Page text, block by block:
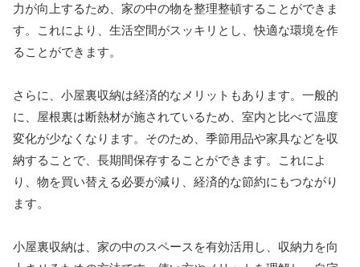
力が向上するため、家の中の物を整理整頓することができま
す。これにより、生活空間がスッキリとし、快適な環境を作
ることができます。
さらに、小屋裏収納は経済的なメリットもあります。一般的
に、屋根裏は断熱材が施されているため、室内と比べて温度
変化が少なくなります。そのため、季節用品や家具などを収
納することで、長期間保存することができます。これによ
り、物を買い替える必要が減り、経済的な節約にもつながり
ます。
小屋裏収納は、家の中のスペースを有効活用し、収納力を向